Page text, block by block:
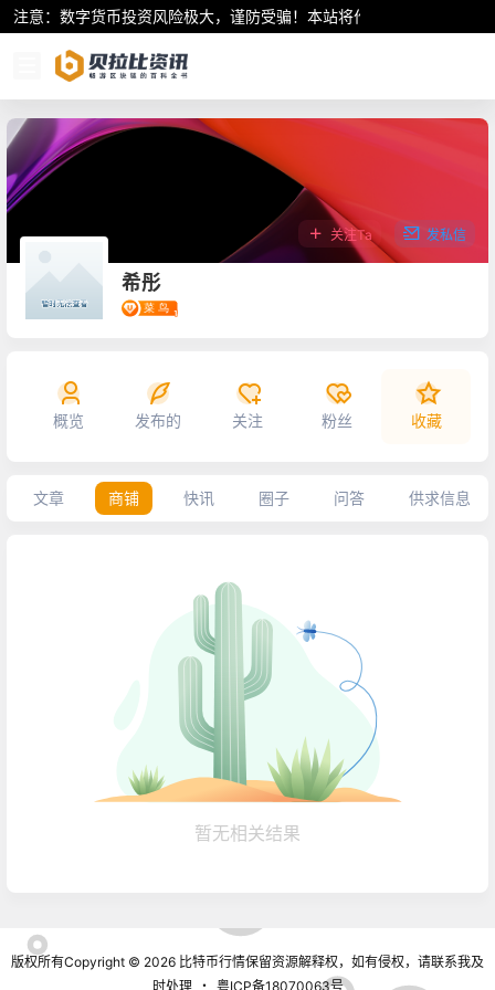
注意：数字货币投资风险极大，谨防受骗！本站将作为行业资讯共享
希彤
关注Ta 发私信
概览 发布的 关注 粉丝 收藏
文章 商铺 快讯 圈子 问答 供求信息
暂无相关结果
版权所有Copyright © 2026 比特币行情保留资源解释权，如有侵权，请联系我及
时处理
・ 粤ICP备18070063号